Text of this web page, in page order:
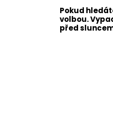
Pokud
volbou.
před